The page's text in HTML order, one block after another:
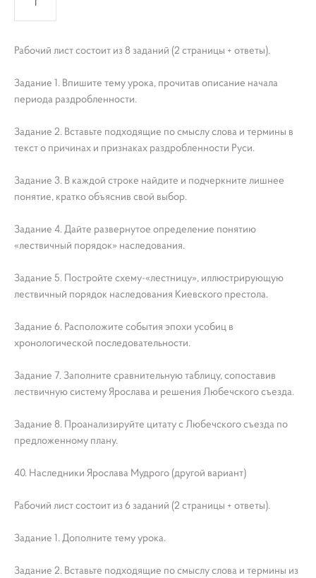
Рабочий лист состоит из 8 заданий (2 страницы + ответы).
Задание 1. Впишите тему урока, прочитав описание начала
периода раздробленности.
Задание 2. Вставьте подходящие по смыслу слова и термины в
текст о причинах и признаках раздробленности Руси.
Задание 3. В каждой строке найдите и подчеркните лишнее
понятие, кратко объяснив свой выбор.
Задание 4. Дайте развернутое определение понятию
«лествичный порядок» наследования.
Задание 5. Постройте схему-«лестницу», иллюстрирующую
лествичный порядок наследования Киевского престола.
Задание 6. Расположите события эпохи усобиц в
хронологической последовательности.
Задание 7. Заполните сравнительную таблицу, сопоставив
лествичную систему Ярослава и решения Любечского съезда.
Задание 8. Проанализируйте цитату с Любечского съезда по
предложенному плану.
40. Наследники Ярослава Мудрого (другой вариант)
Рабочий лист состоит из 6 заданий (2 страницы + ответы).
Задание 1. Дополните тему урока.
Задание 2. Вставьте подходящие по смыслу слова и термины из